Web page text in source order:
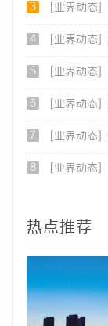
3 [业界动态]
4 [业界动态]
5 [业界动态]
6 [业界动态]
7 [业界动态]
8 [业界动态]
热点推荐